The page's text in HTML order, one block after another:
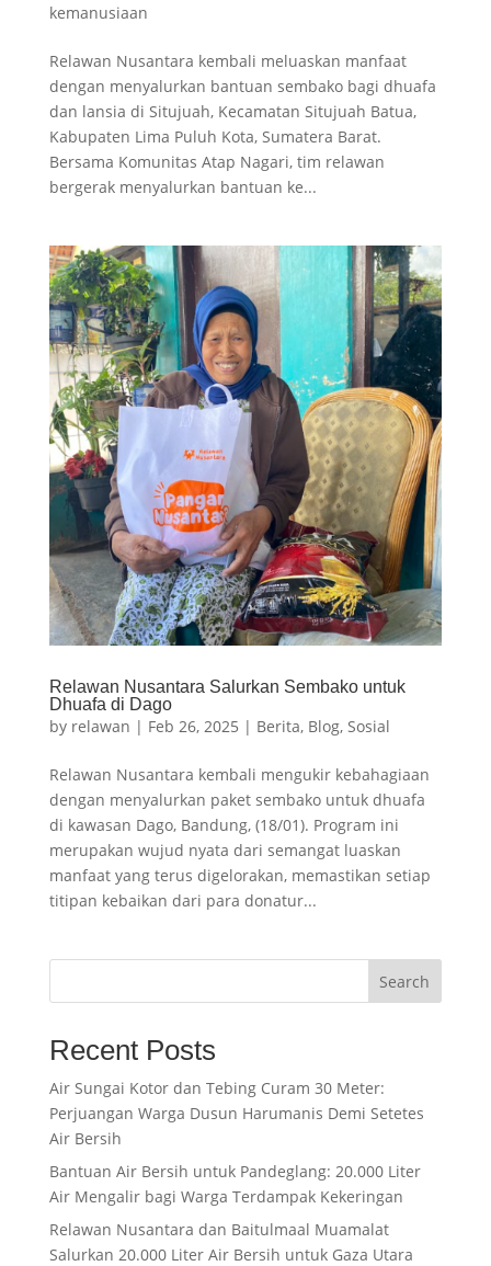
kemanusiaan
Relawan Nusantara kembali meluaskan manfaat
dengan menyalurkan bantuan sembako bagi dhuafa
dan lansia di Situjuah, Kecamatan Situjuah Batua,
Kabupaten Lima Puluh Kota, Sumatera Barat.
Bersama Komunitas Atap Nagari, tim relawan
bergerak menyalurkan bantuan ke...
Relawan Nusantara Salurkan Sembako untuk
Dhuafa di Dago
by relawan | Feb 26, 2025 | Berita, Blog, Sosial
Relawan Nusantara kembali mengukir kebahagiaan
dengan menyalurkan paket sembako untuk dhuafa
di kawasan Dago, Bandung, (18/01). Program ini
merupakan wujud nyata dari semangat luaskan
manfaat yang terus digelorakan, memastikan setiap
titipan kebaikan dari para donatur...
Search
Recent Posts
Air Sungai Kotor dan Tebing Curam 30 Meter:
Perjuangan Warga Dusun Harumanis Demi Setetes
Air Bersih
Bantuan Air Bersih untuk Pandeglang: 20.000 Liter
Air Mengalir bagi Warga Terdampak Kekeringan
Relawan Nusantara dan Baitulmaal Muamalat
Salurkan 20.000 Liter Air Bersih untuk Gaza Utara